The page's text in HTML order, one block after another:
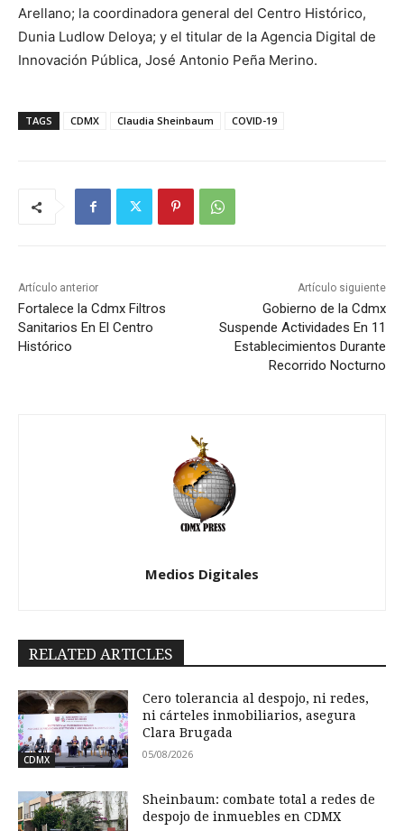
Arellano; la coordinadora general del Centro Histórico,
Dunia Ludlow Deloya; y el titular de la Agencia Digital de
Innovación Pública, José Antonio Peña Merino.
TAGS CDMX Claudia Sheinbaum COVID-19
Artículo anterior
Fortalece la Cdmx Filtros
Sanitarios En El Centro
Histórico
Artículo siguiente
Gobierno de la Cdmx
Suspende Actividades En 11
Establecimientos Durante
Recorrido Nocturno
Medios Digitales
RELATED ARTICLES
CDMX
Cero tolerancia al despojo, ni redes,
ni cárteles inmobiliarios, asegura
Clara Brugada
05/08/2026
Sheinbaum: combate total a redes de
despojo de inmuebles en CDMX